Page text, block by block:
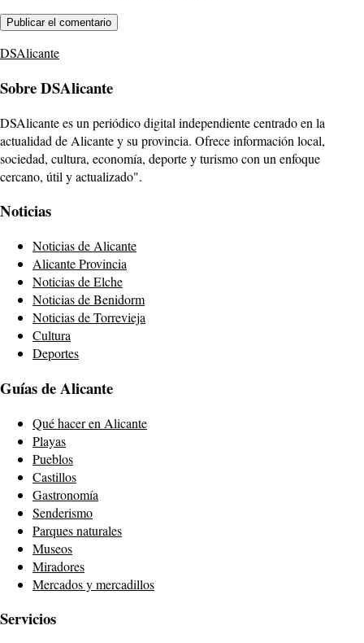
DSAlicante
Sobre DSAlicante
DSAlicante es un periódico digital independiente centrado en la
actualidad de Alicante y su provincia. Ofrece información local,
sociedad, cultura, economía, deporte y turismo con un enfoque
cercano, útil y actualizado".
Noticias
Noticias de Alicante
Alicante Provincia
Noticias de Elche
Noticias de Benidorm
Noticias de Torrevieja
Cultura
Deportes
Guías de Alicante
Qué hacer en Alicante
Playas
Pueblos
Castillos
Gastronomía
Senderismo
Parques naturales
Museos
Miradores
Mercados y mercadillos
Servicios